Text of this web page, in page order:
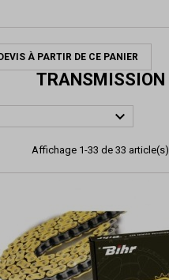
À PARTIR DE CE PANIER
TRANSMISSION

Affichage 1-33 de 33 article(s)